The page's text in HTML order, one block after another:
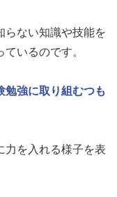
らない知識や技能を
いるのです。
勉強に取り組むつも
力を入れる様子を表